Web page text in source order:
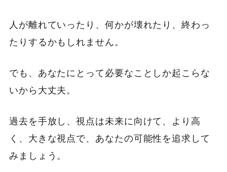
人が離れていったり、何かが壊れたり、終わっ
たりするかもしれません。
でも、あなたにとって必要なことしか起こらな
いから大丈夫。
過去を手放し、視点は未来に向けて、より高
く、大きな視点で、あなたの可能性を追求して
みましょう。